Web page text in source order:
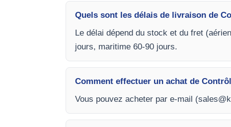
Quels sont les délais de livraison de
Le délai dépend du stock et du fret
jours, maritime 60-90 jours.
Comment effectuer un achat de
Vous pouvez acheter par e-mail (